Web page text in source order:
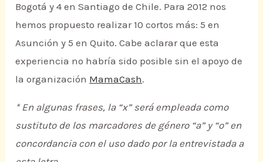
Bogotá y 4 en Santiago de Chile. Para 2012 nos
hemos propuesto realizar 10 cortos más: 5 en
Asunción y 5 en Quito. Cabe aclarar que esta
experiencia no habría sido posible sin el apoyo de
la organización MamaCash.
* En algunas frases, la “x” será empleada como
sustituto de los marcadores de género “a” y “o” en
concordancia con el uso dado por la entrevistada a